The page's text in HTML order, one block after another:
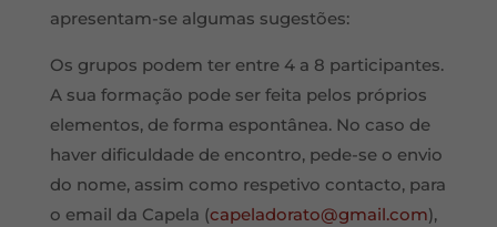
apresentam-se algumas sugestões:
Os grupos podem ter entre 4 a 8 participantes.
A sua formação pode ser feita pelos próprios
elementos, de forma espontânea. No caso de
haver dificuldade de encontro, pede-se o envio
do nome, assim como respetivo contacto, para
o email da Capela (capeladorato@gmail.com),